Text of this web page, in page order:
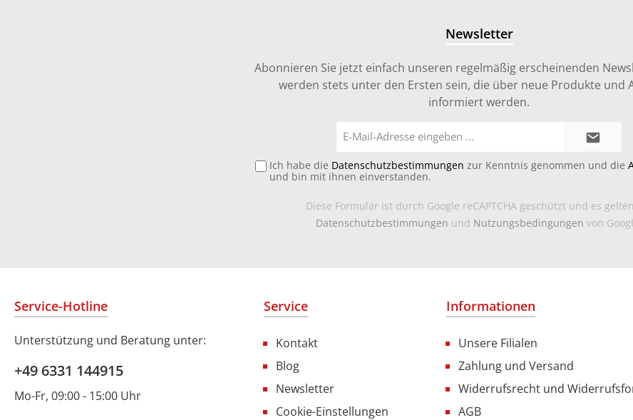
Newsletter
Abonnieren Sie jetzt einfach unseren regelmäßig erscheinenden
werden stets unter den Ersten sein, die über neue Produkte und
informiert werden.
Mail-
Ich habe die Datenschutzbestimmungen zur Kenntnis genommen und die
und bin mit ihnen einverstanden.
Diese Formular ist durch Google reCAPTCHA geschützt und es
Datenschutzbestimmungen und Nutzungsbedingungen von
Service-Hotline
Unterstützung und Beratung unter:
+49 6331 144915
Mo-Fr, 09:00 - 15:00 Uhr
Service
Kontakt
Blog
Newsletter
Cookie-Einstellungen
Informationen
Unsere Filialen
Zahlung und Versand
Widerrufsrecht und
AGB